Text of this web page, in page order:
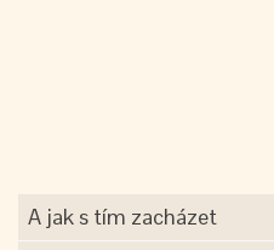
A jak s tím zacházet